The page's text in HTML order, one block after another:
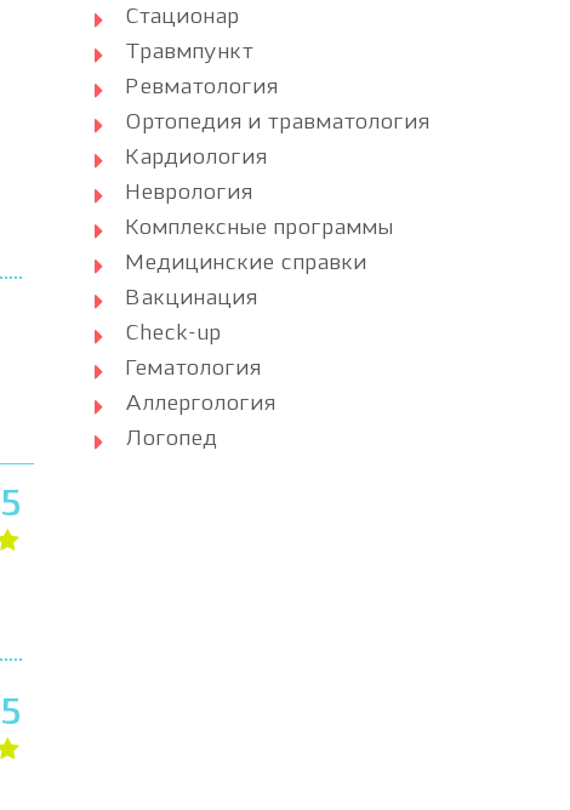
5
5
Стационар
Травмпункт
Ревматология
Ортопедия и травматология
Кардиология
Неврология
Комплексные программы
Медицинские справки
Вакцинация
Check-up
Гематология
Аллергология
Логопед